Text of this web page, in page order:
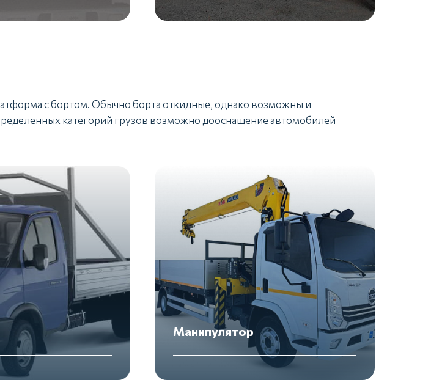
с бортом. Обычно борта откидные, однако возможны и
категорий грузов возможно дооснащение автомобилей
Манипулятор